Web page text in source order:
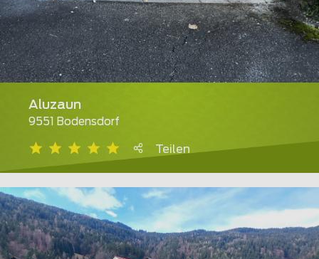
Aluzaun
9551 Bodensdorf
Teilen